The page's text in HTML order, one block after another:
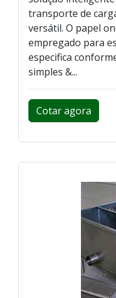
transporte de
versátil. O papel
empregado para
especifica
simples &...
Cotar agora